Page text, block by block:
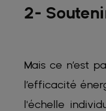
2-
Mais ce n’est
l’efficacité
l'échelle